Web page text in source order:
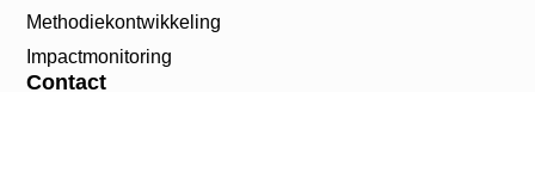
Methodiekontwikkeling
Impactmonitoring
Contact